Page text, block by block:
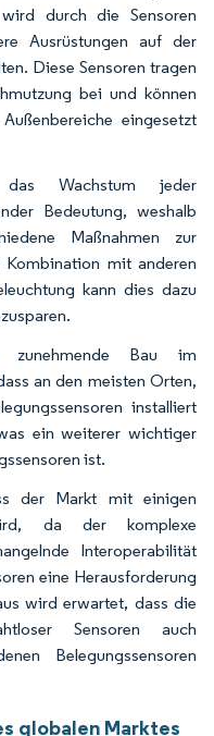
durch die Sensoren
Ausrüstungen auf der
Diese Sensoren tragen
bei und können
eingesetzt
Wachstum jeder
Bedeutung, weshalb
Maßnahmen zur
Kombination mit anderen
kann dies dazu
Bau im
an den meisten Orten,
installiert
ein weiterer wichtiger
ist.
der Markt mit einigen
da der komplexe
Interoperabilität
eine Herausforderung
wird erwartet, dass die
Sensoren auch
Belegungssensoren
globalen Marktes